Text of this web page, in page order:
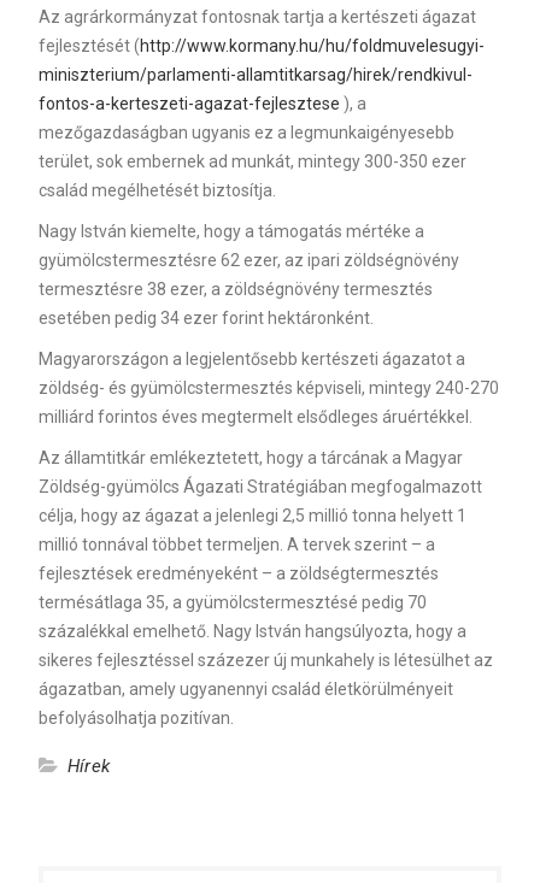
Az agrárkormányzat fontosnak tartja a kertészeti ágazat
fejlesztését (http://www.kormany.hu/hu/foldmuvelesugyi-
miniszterium/parlamenti-allamtitkarsag/hirek/rendkivul-
fontos-a-kerteszeti-agazat-fejlesztese ), a
mezőgazdaságban ugyanis ez a legmunkaigényesebb
terület, sok embernek ad munkát, mintegy 300-350 ezer
család megélhetését biztosítja.
Nagy István kiemelte, hogy a támogatás mértéke a
gyümölcstermesztésre 62 ezer, az ipari zöldségnövény
termesztésre 38 ezer, a zöldségnövény termesztés
esetében pedig 34 ezer forint hektáronként.
Magyarországon a legjelentősebb kertészeti ágazatot a
zöldség- és gyümölcstermesztés képviseli, mintegy 240-270
milliárd forintos éves megtermelt elsődleges áruértékkel.
Az államtitkár emlékeztetett, hogy a tárcának a Magyar
Zöldség-gyümölcs Ágazati Stratégiában megfogalmazott
célja, hogy az ágazat a jelenlegi 2,5 millió tonna helyett 1
millió tonnával többet termeljen. A tervek szerint – a
fejlesztések eredményeként – a zöldségtermesztés
termésátlaga 35, a gyümölcstermesztésé pedig 70
százalékkal emelhető. Nagy István hangsúlyozta, hogy a
sikeres fejlesztéssel százezer új munkahely is létesülhet az
ágazatban, amely ugyanennyi család életkörülményeit
befolyásolhatja pozitívan.
Hírek